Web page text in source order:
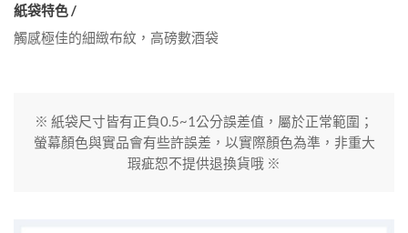
紙袋特色 /
觸感極佳的細緻布紋，高磅數酒袋
※ 紙袋尺寸皆有正負0.5~1公分誤差值，屬於正常範圍；
螢幕顏色與實品會有些許誤差，以實際顏色為準，非重大
瑕疵恕不提供退換貨哦 ※